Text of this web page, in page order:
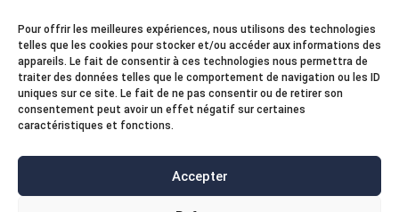
Pour offrir les meilleures expériences, nous utilisons des technologies
telles que les cookies pour stocker et/ou accéder aux informations des
appareils. Le fait de consentir à ces technologies nous permettra de
traiter des données telles que le comportement de navigation ou les ID
uniques sur ce site. Le fait de ne pas consentir ou de retirer son
consentement peut avoir un effet négatif sur certaines
caractéristiques et fonctions.
Accepter